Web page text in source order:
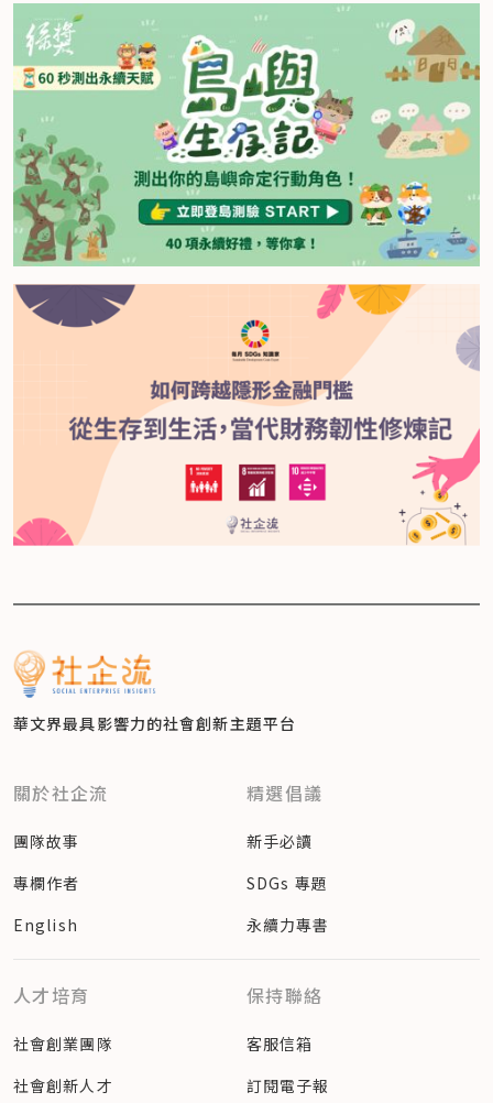
華文界最具影響力的社會創新主題平台
關於社企流
團隊故事
專欄作者
English
精選倡議
新手必讀
SDGs 專題
永續力專書
人才培育
社會創業團隊
社會創新人才
保持聯絡
客服信箱
訂閱電子報